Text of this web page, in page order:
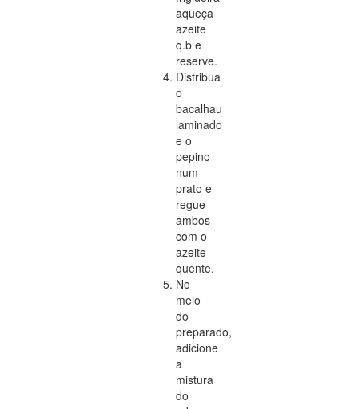
aqueça
azeite
q.b e
reserve.
Distribua
o
bacalhau
laminado
e o
pepino
num
prato e
regue
ambos
com o
azeite
quente.
No
meio
do
preparado,
adicione
a
mistura
do